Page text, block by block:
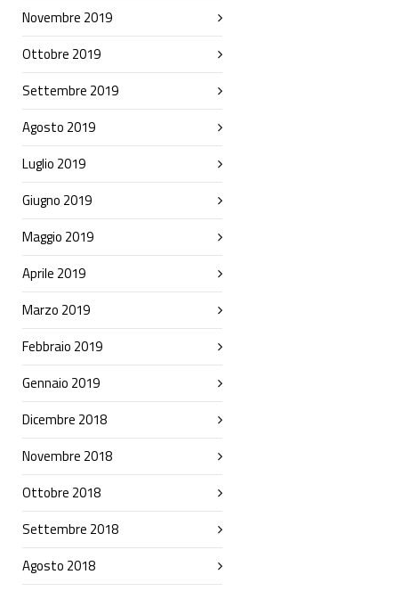
Novembre 2019
Ottobre 2019
Settembre 2019
Agosto 2019
Luglio 2019
Giugno 2019
Maggio 2019
Aprile 2019
Marzo 2019
Febbraio 2019
Gennaio 2019
Dicembre 2018
Novembre 2018
Ottobre 2018
Settembre 2018
Agosto 2018